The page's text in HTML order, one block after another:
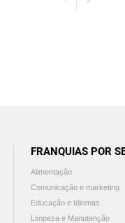
FRANQUIAS POR
Alimentação
Comunicação e marketing
Educação e Idiomas
Limpeza e Manutenção